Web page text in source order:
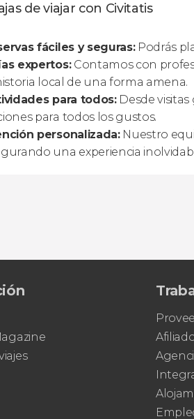
de viajar con Civitatis
fáciles y seguras:Podrás
expertos:Contamos con
local de una forma amena.
para todos:Desde visitas
para todos los gustos.
personalizada:Nuestro
una experiencia